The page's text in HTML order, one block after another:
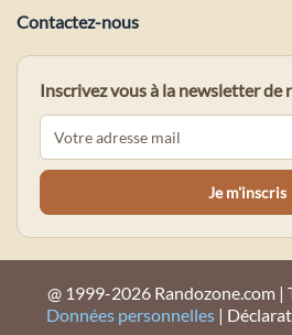
Contactez-nous
Inscrivez vous à la newsletter de
@ 1999-2026 Randozone.com |
Données personnelles |